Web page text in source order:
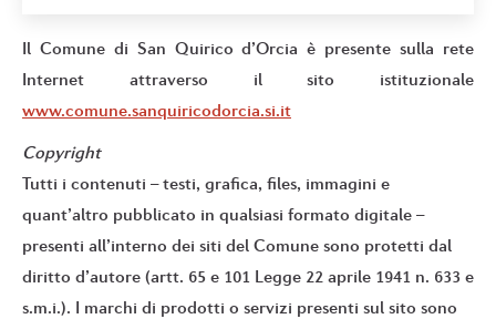
Il Comune di San Quirico d’Orcia è presente sulla rete
Internet attraverso il sito istituzionale
www.comune.sanquiricodorcia.si.it
Copyright
Tutti i contenuti – testi, grafica, files, immagini e
quant’altro pubblicato in qualsiasi formato digitale –
presenti all’interno dei siti del Comune sono protetti dal
diritto d’autore (artt. 65 e 101 Legge 22 aprile 1941 n. 633 e
s.m.i.). I marchi di prodotti o servizi presenti sul sito sono